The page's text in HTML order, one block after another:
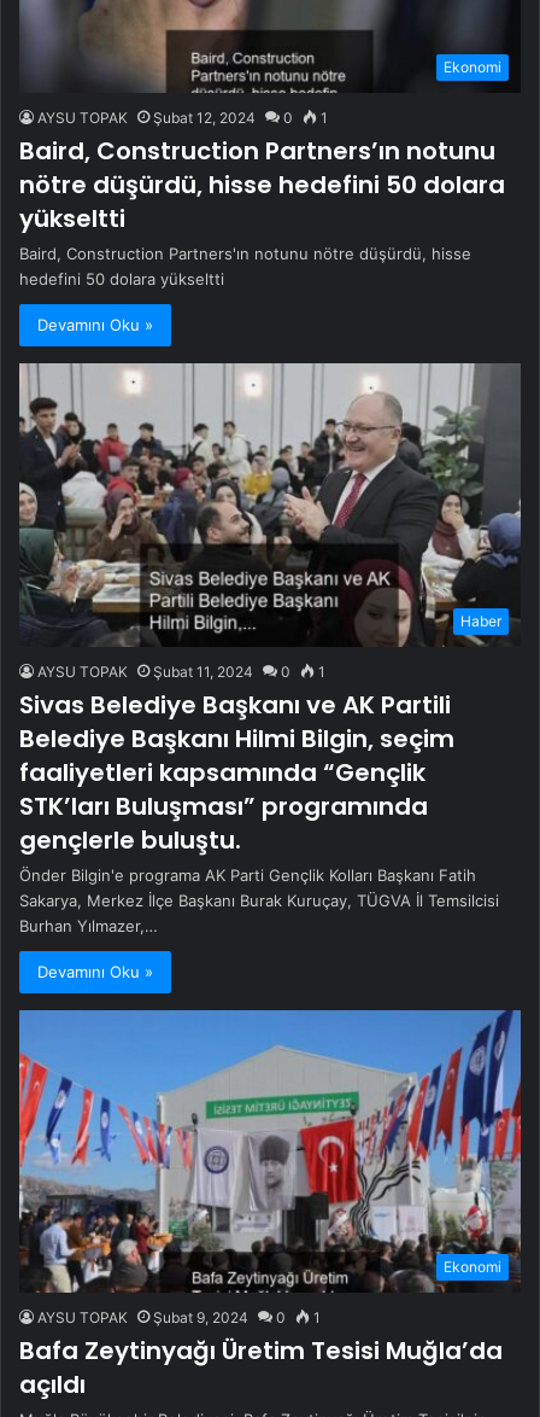
Ekonomi
AYSU TOPAK Şubat 12, 2024 0 1
Baird, Construction Partners’ın notunu
nötre düşürdü, hisse hedefini 50 dolara
yükseltti
Baird, Construction Partners'ın notunu nötre düşürdü, hisse
hedefini 50 dolara yükseltti
Devamını Oku »
Haber
AYSU TOPAK Şubat 11, 2024 0 1
Sivas Belediye Başkanı ve AK Partili
Belediye Başkanı Hilmi Bilgin, seçim
faaliyetleri kapsamında “Gençlik
STK’ları Buluşması” programında
gençlerle buluştu.
Önder Bilgin'e programa AK Parti Gençlik Kolları Başkanı Fatih
Sakarya, Merkez İlçe Başkanı Burak Kuruçay, TÜGVA İl Temsilcisi
Burhan Yılmazer,…
Devamını Oku »
Ekonomi
AYSU TOPAK Şubat 9, 2024 0 1
Bafa Zeytinyağı Üretim Tesisi Muğla’da
açıldı